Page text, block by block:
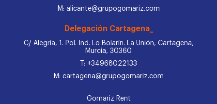
M: alicante@grupogomariz.com
Delegación Cartagena_
C/ Alegría, 1. Pol. Ind. Lo Bolarín. La Unión, Cartagena,
Murcia, 30360
T: +34968022133
M: cartagena@grupogomariz.com
Gomariz Rent